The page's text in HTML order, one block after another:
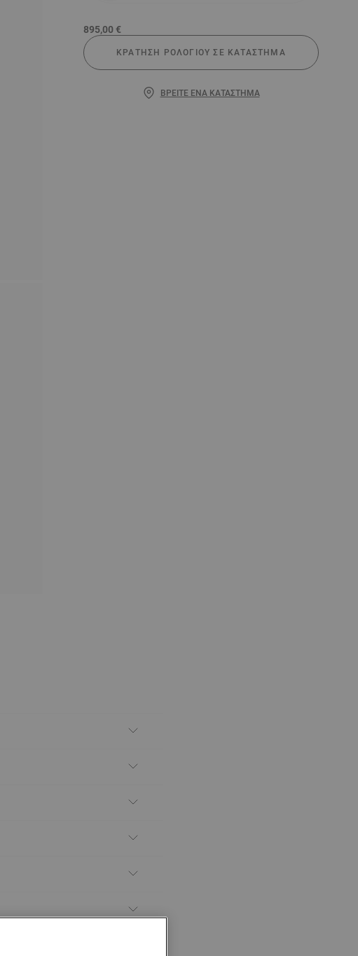
895,00 €
ΚΡΆΤΗΣΗ ΡΟΛΟΓΙΟΎ ΣΕ ΚΑΤΆΣΤΗΜΑ
ΒΡΕΊΤΕ ΈΝΑ ΚΑΤΆΣΤΗΜΑ